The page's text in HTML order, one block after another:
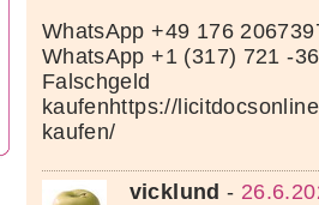
WhatsApp +49 176
WhatsApp +1 (317) 721 -
Falschgeld
kaufenhttps://
kaufen/
vicklund -